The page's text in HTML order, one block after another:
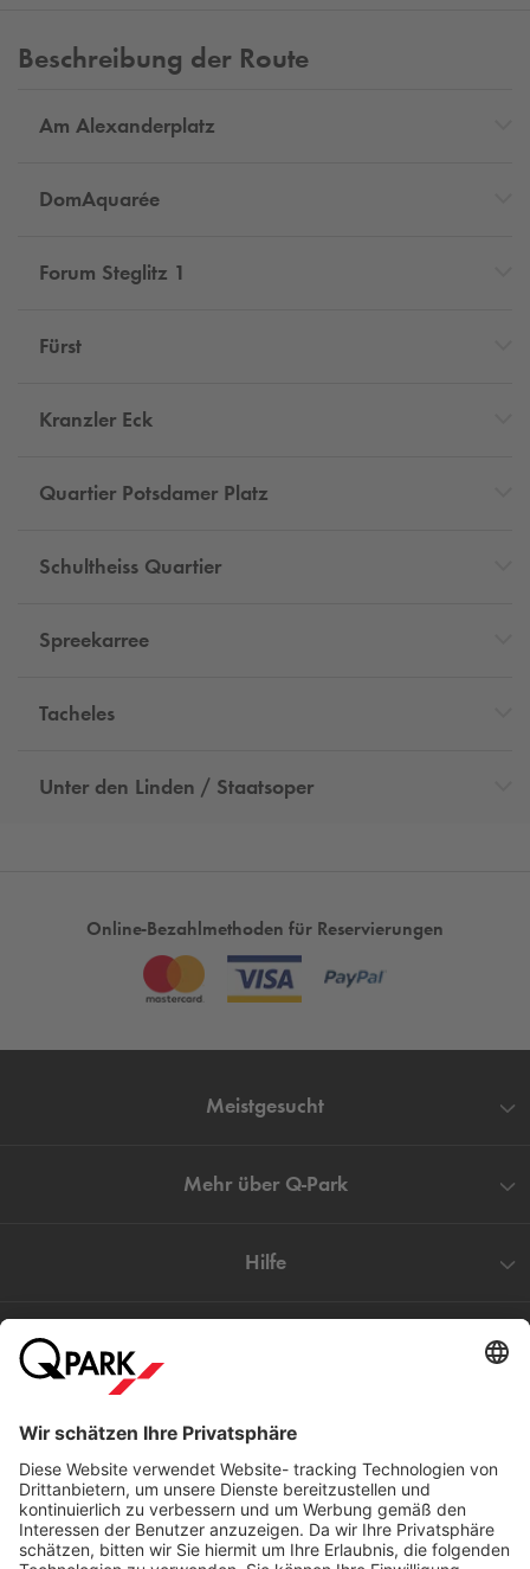
Beschreibung der Route
Am Alexanderplatz
DomAquarée
Forum Steglitz 1
Fürst
Kranzler Eck
Quartier Potsdamer Platz
Schultheiss Quartier
Spreekarree
Tacheles
Unter den Linden / Staatsoper
Online-Bezahlmethoden für Reservierungen
Meistgesucht
Mehr über Q-Park
Hilfe